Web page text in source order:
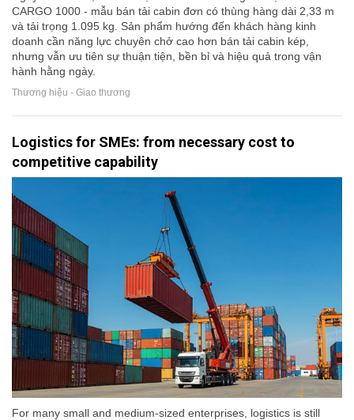
CARGO 1000 - mẫu bán tải cabin đơn có thùng hàng dài 2,33 m
và tải trọng 1.095 kg. Sản phẩm hướng đến khách hàng kinh
doanh cần năng lực chuyên chở cao hơn bán tải cabin kép,
nhưng vẫn ưu tiên sự thuận tiện, bền bỉ và hiệu quả trong vận
hành hằng ngày.
Thương hiệu - Giao thương
Logistics for SMEs: from necessary cost to
competitive capability
For many small and medium-sized enterprises, logistics is still